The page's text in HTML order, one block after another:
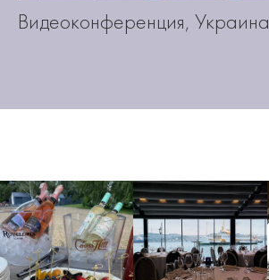
Видеоконференция, Украина